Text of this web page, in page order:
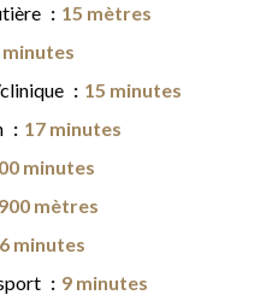
15 mètres
minutes
15 minutes
17 minutes
minutes
900 mètres
minutes
9 minutes